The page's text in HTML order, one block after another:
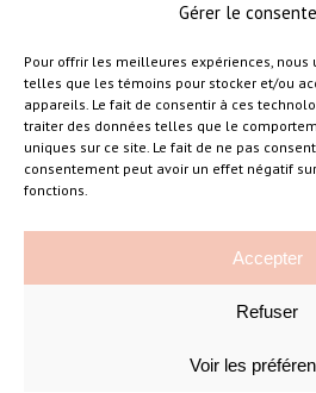
Gérer le
Pour offrir les meilleures expériences,
telles que les témoins pour stocker et/ou
appareils. Le fait de consentir à ces
traiter des données telles que le
uniques sur ce site. Le fait de ne pas
consentement peut avoir un effet négatif
fonctions.
Accepter
Refuser
Voir les
–
Amélie Cousineau Photographe
©Amelie Cousineau